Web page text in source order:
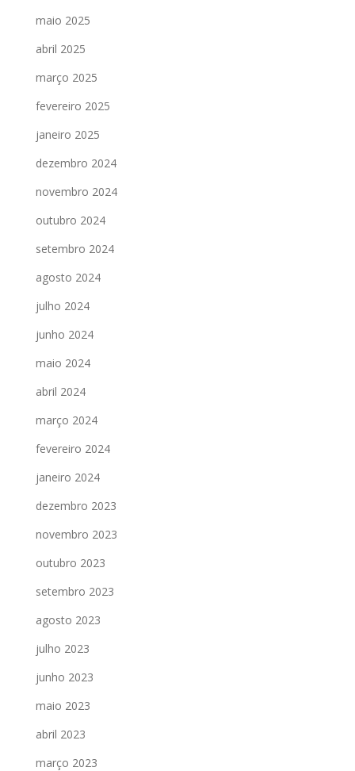
maio 2025
abril 2025
março 2025
fevereiro 2025
janeiro 2025
dezembro 2024
novembro 2024
outubro 2024
setembro 2024
agosto 2024
julho 2024
junho 2024
maio 2024
abril 2024
março 2024
fevereiro 2024
janeiro 2024
dezembro 2023
novembro 2023
outubro 2023
setembro 2023
agosto 2023
julho 2023
junho 2023
maio 2023
abril 2023
março 2023